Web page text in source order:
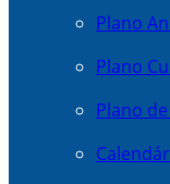
Plano
Plano
Plano